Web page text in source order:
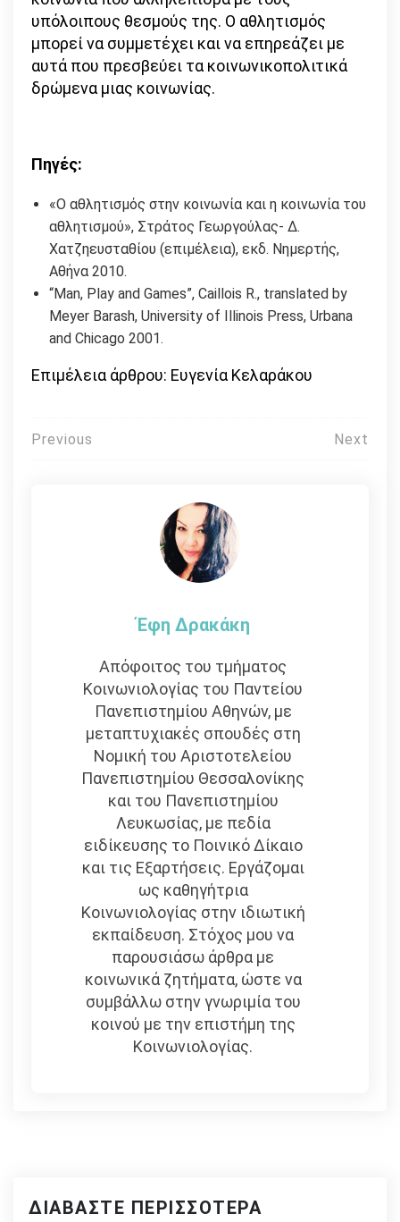
υπόλοιπους θεσμούς της. Ο αθλητισμός
μπορεί να συμμετέχει και να επηρεάζει με
αυτά που πρεσβεύει τα κοινωνικοπολιτικά
δρώμενα μιας κοινωνίας.
Πηγές:
«Ο αθλητισμός στην κοινωνία και η κοινωνία του
αθλητισμού», Στράτος Γεωργούλας- Δ.
Χατζηευσταθίου (επιμέλεια), εκδ. Νημερτής,
Αθήνα 2010.
“Man, Play and Games”, Caillois R., translated by
Meyer Barash, University of Illinois Press, Urbana
and Chicago 2001.
Επιμέλεια άρθρου: Ευγενία Κελαράκου
Πλοήγηση
Previous Next
Έφη Δρακάκη
Απόφοιτος του τμήματος
Κοινωνιολογίας του Παντείου
Πανεπιστημίου Αθηνών, με
μεταπτυχιακές σπουδές στη
Νομική του Αριστοτελείου
Πανεπιστημίου Θεσσαλονίκης
και του Πανεπιστημίου
Λευκωσίας, με πεδία
ειδίκευσης το Ποινικό Δίκαιο
και τις Εξαρτήσεις. Εργάζομαι
ως καθηγήτρια
Κοινωνιολογίας στην ιδιωτική
εκπαίδευση. Στόχος μου να
παρουσιάσω άρθρα με
κοινωνικά ζητήματα, ώστε να
συμβάλλω στην γνωριμία του
κοινού με την επιστήμη της
Κοινωνιολογίας.
ΔΙΑΒΆΣΤΕ ΠΕΡΙΣΣΌΤΕΡΑ